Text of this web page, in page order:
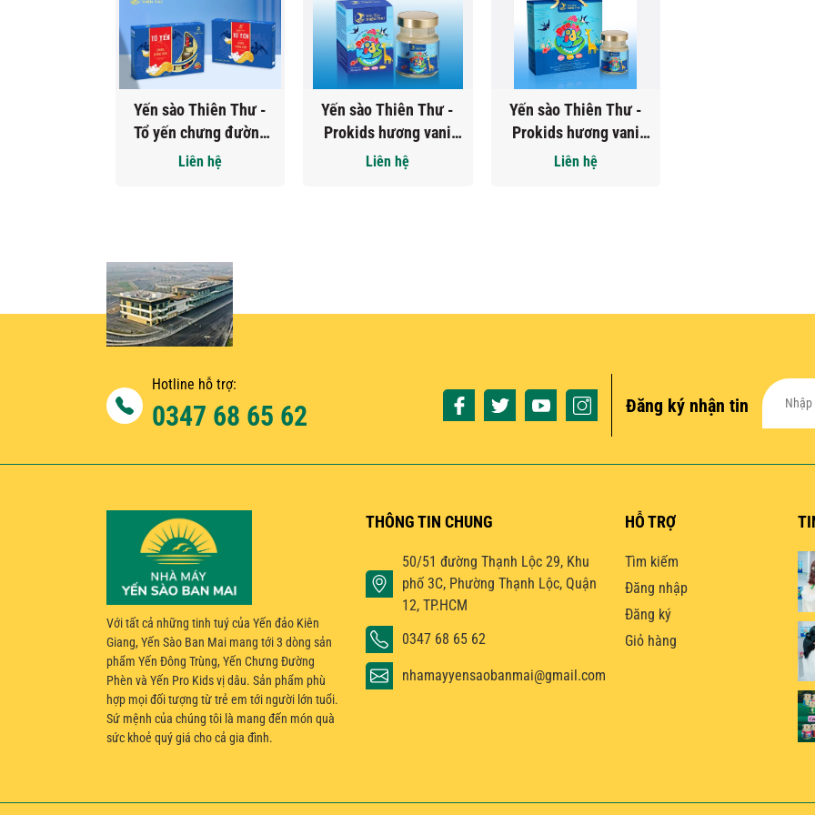
Yến sào Thiên Thư -
Tổ yến chưng đường
phèn Hộp quà tặng 6
Liên hệ
Yến sào Thiên Thư -
Prokids hương vani
Hộp 1 hũ
Liên hệ
Yến sào Thiên Thư -
Prokids hương vani
Hộp tiết kiệm 6 hũ
Liên hệ
Hotline hỗ trợ:
0347 68 65 62 Đăng ký nhận tin
Với tất cả những tinh tuý của Yến đảo Kiên
Giang, Yến Sào Ban Mai mang tới 3 dòng sản
phẩm Yến Đông Trùng, Yến Chưng Đường
Phèn và Yến Pro Kids vị dâu. Sản phẩm phù
hợp mọi đối tượng từ trẻ em tới người lớn tuổi.
Sứ mệnh của chúng tôi là mang đến món quà
sức khoẻ quý giá cho cả gia đình.
THÔNG TIN CHUNG
50/51 đường Thạnh Lộc 29, Khu
phố 3C, Phường Thạnh Lộc, Quận
12, TP.HCM
0347 68 65 62
nhamayyensaobanmai@gmail.com
HỖ TRỢ
Tìm kiếm
Đăng nhập
Đăng ký
Giỏ hàng